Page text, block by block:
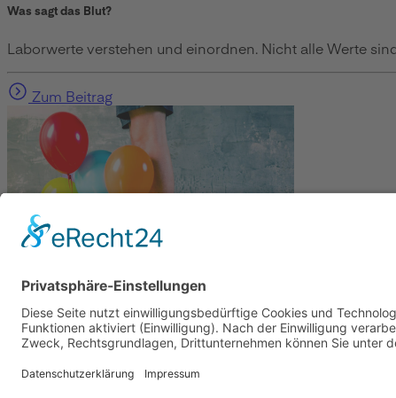
Was sagt das Blut?
Laborwerte verstehen und einordnen. Nicht alle Werte
Zum Beitrag
Gesundheit
Die Abnehmspritze und ihre Nebenwirkungen